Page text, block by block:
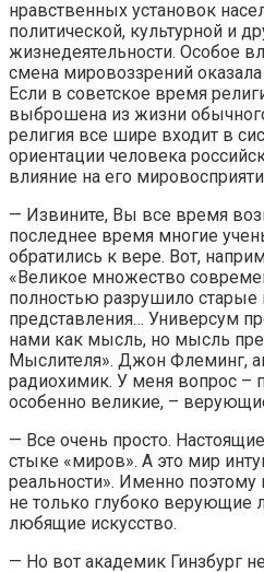
нравственных установок
политической, культурной и
жизнедеятельности. Особое
смена мировоззрений
Если в советское время
выброшена из жизни
религия все шире входит в
ориентации человека
влияние на его
— Извините, Вы все время
последнее время многие
обратились к вере. Вот,
«Великое множество
полностью разрушило старые
представления… Универсум
нами как мысль, но мысль
Мыслителя». Джон Флеминг,
радиохимик. У меня вопрос –
особенно великие, –
— Все очень просто.
стыке «миров». А это мир
реальности». Именно
не только глубоко верующие
любящие искусство.
— Но вот академик Гинзбург